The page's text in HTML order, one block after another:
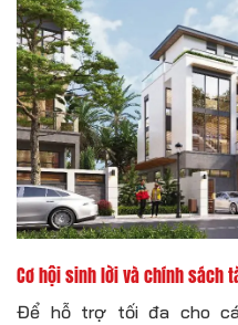
Cơ hội sinh lời và chính sách
Để hỗ trợ tối đa cho